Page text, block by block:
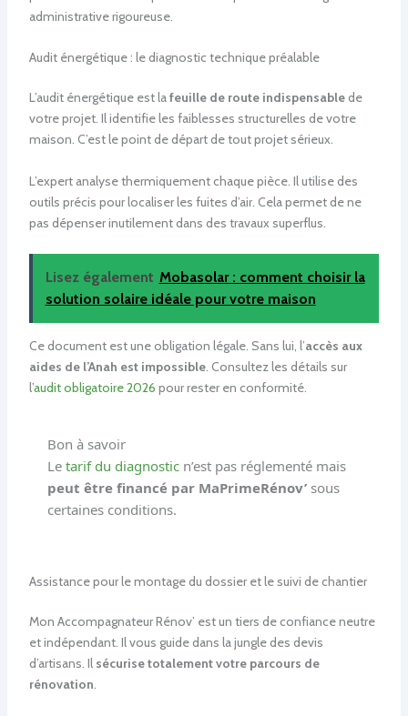
administrative rigoureuse.
Audit énergétique : le diagnostic technique préalable
L’audit énergétique est lafeuille de route indispensablede
votre projet. Il identifie les faiblesses structurelles de votre
maison. C’est le point de départ de tout projet sérieux.
L’expert analyse thermiquement chaque pièce. Il utilise des
outils précis pour localiser les fuites d’air. Cela permet de ne
pas dépenser inutilement dans des travaux superflus.
Lisez également Mobasolar : comment choisir la
solution solaire idéale pour votre maison
Ce document est une obligation légale. Sans lui, l’accès aux
aides de l’Anah est impossible. Consultez les détails sur
l’audit obligatoire 2026 pour rester en conformité.
Bon à savoir
Le tarif du diagnosticn’est pas réglementé mais
peut être financé par MaPrimeRénov’sous
certaines conditions.
Assistance pour le montage du dossier et le suivi de chantier
Mon Accompagnateur Rénov’ est un tiers de confiance neutre
et indépendant. Il vous guide dans la jungle des devis
d’artisans. Il sécurise totalement votre parcours de
rénovation.